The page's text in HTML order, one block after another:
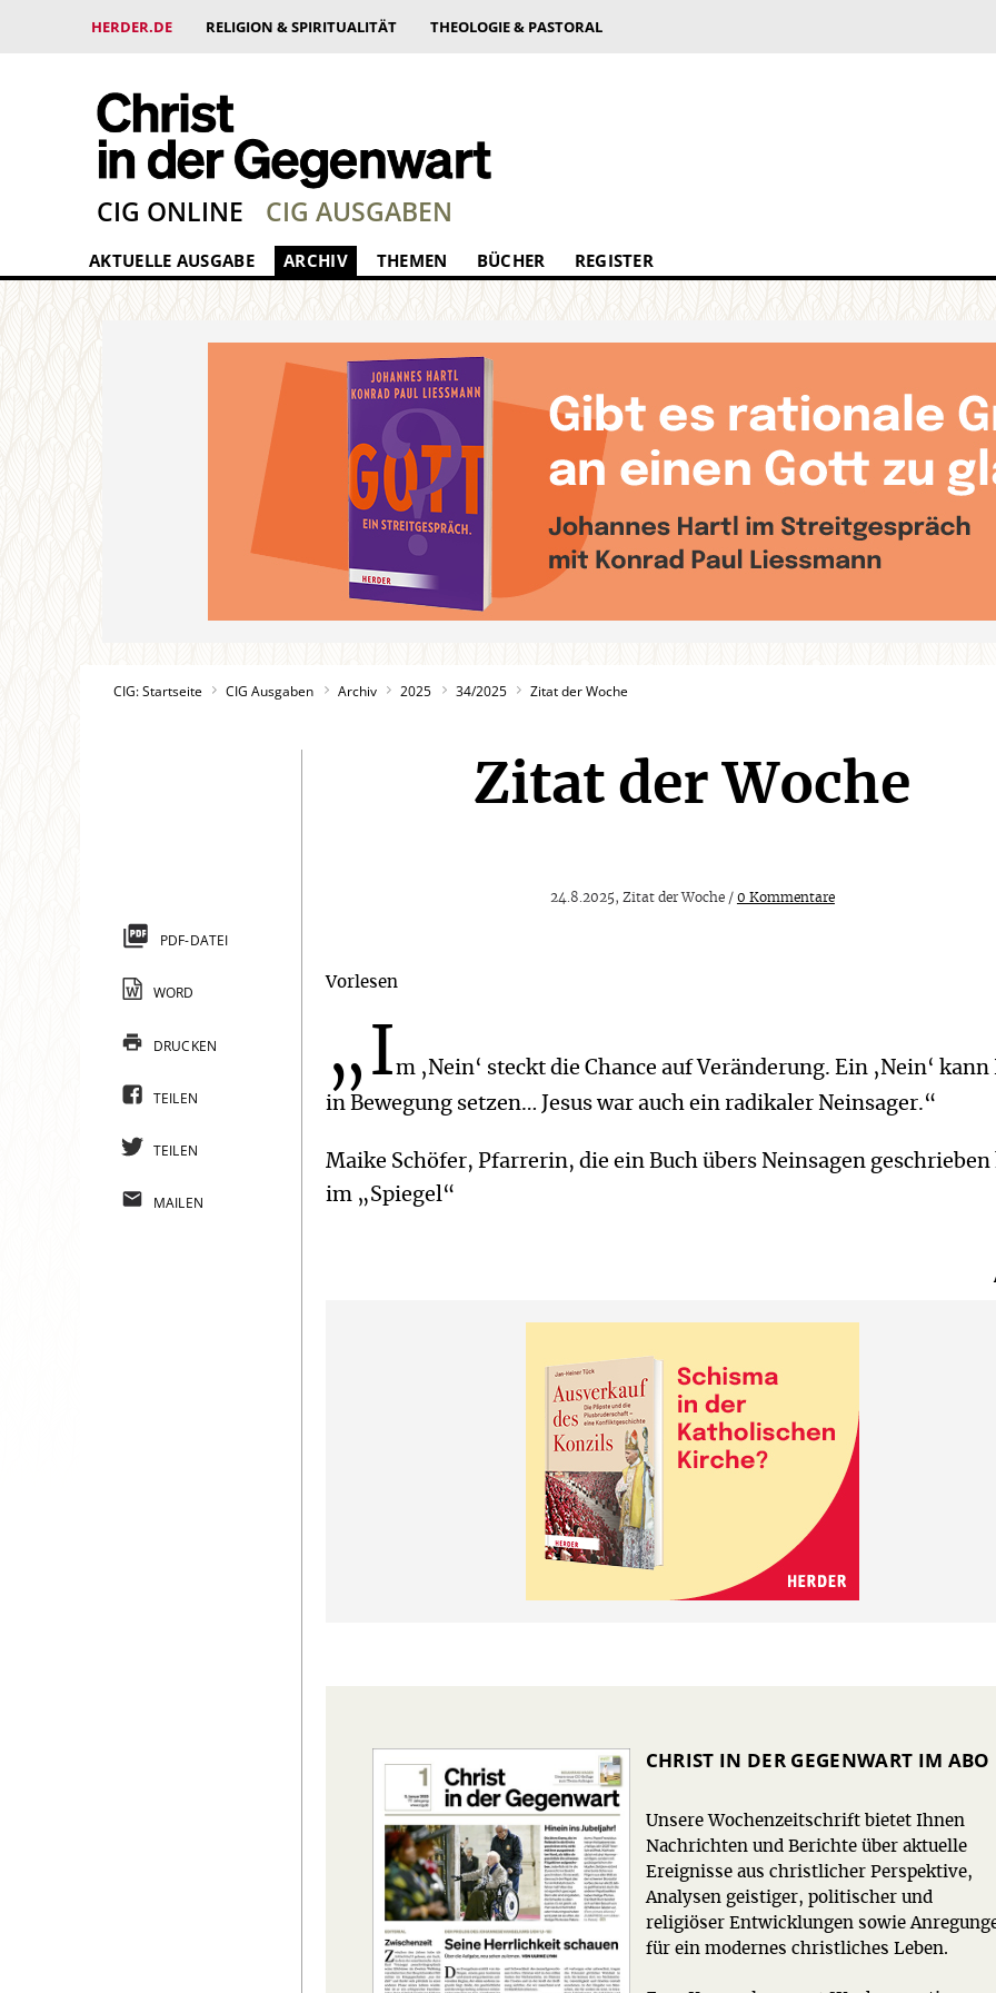
HERDER.DE RELIGION & SPIRITUALITÄT THEOLOGIE & PASTORAL
CIG ONLINE CIG AUSGABEN
AKTUELLE AUSGABE ARCHIV THEMEN BÜCHER REGISTER
CIG: Startseite CIG Ausgaben Archiv 2025 34/2025 Zitat der Woche
Zitat der Woche
24.8.2025, Zitat der Woche / 0 Kommentare
Vorlesen
„Im ‚Nein‘ steckt die Chance auf Veränderung. Ein ‚Nein‘
in Bewegung setzen… Jesus war auch ein radikaler Neinsager.“
Maike Schöfer, Pfarrerin, die ein Buch übers Neinsagen geschrieben
im „Spiegel“
CHRIST IN DER GEGENWART IM ABO
Unsere Wochenzeitschrift bietet Ihnen
Nachrichten und Berichte über aktuelle
Ereignisse aus christlicher Perspektive,
Analysen geistiger, politischer und
religiöser Entwicklungen sowie
für ein modernes christliches Leben.
PDF-DATEI
WORD
DRUCKEN
TEILEN
TEILEN
MAILEN